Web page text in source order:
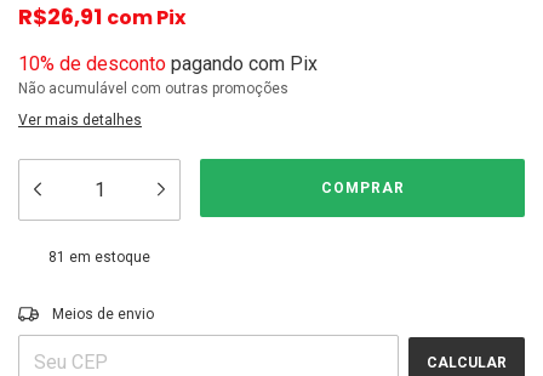
R$26,91 comPix
10% de desconto pagando com Pix
Não acumulável com outras promoções
Ver mais detalhes
81 em estoque
Entregas para o CEP:
Meios de envio
CALCULAR